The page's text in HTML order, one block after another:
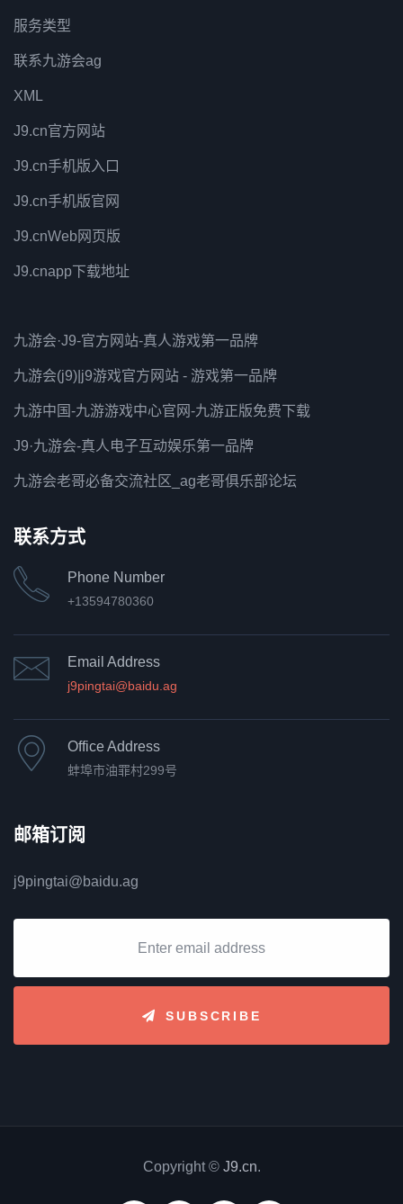
服务类型
联系九游会ag
XML
J9.cn官方网站
J9.cn手机版入口
J9.cn手机版官网
J9.cnWeb网页版
J9.cnapp下载地址
九游会·J9-官方网站-真人游戏第一品牌
九游会(j9)|j9游戏官方网站 - 游戏第一品牌
九游中国-九游游戏中心官网-九游正版免费下载
J9·九游会-真人电子互动娱乐第一品牌
九游会老哥必备交流社区_ag老哥俱乐部论坛
联系方式
Phone Number
+13594780360
Email Address
j9pingtai@baidu.ag
Office Address
蚌埠市油罪村299号
邮箱订阅
j9pingtai@baidu.ag
SUBSCRIBE
Copyright © J9.cn.